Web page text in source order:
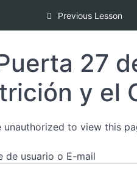
de tus
Previous Lesson
27
y el
unauthorized to view this
de usuario o E-mail